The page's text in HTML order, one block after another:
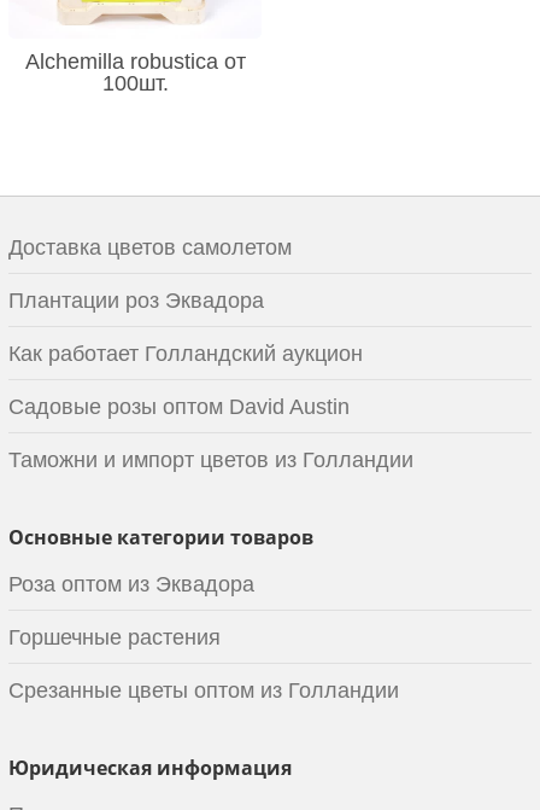
Alchemilla robustica от
100шт.
Доставка цветов самолетом
Плантации роз Эквадора
Как работает Голландский аукцион
Садовые розы оптом David Austin
Таможни и импорт цветов из Голландии
Основные категории товаров
Роза оптом из Эквадора
Горшечные растения
Срезанные цветы оптом из Голландии
Юридическая информация